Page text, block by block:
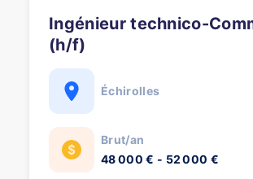
Ingénieur technico-Commercial
(h/f)
Échirolles
Brut/an
48 000 € - 52 000 €